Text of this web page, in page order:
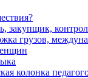
закупщик,
грузов,
колонка